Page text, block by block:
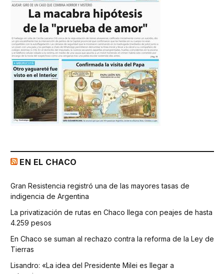
EN EL CHACO
Gran Resistencia registró una de las mayores tasas de
indigencia de Argentina
La privatización de rutas en Chaco llega con peajes de hasta
4.259 pesos
En Chaco se suman al rechazo contra la reforma de la Ley de
Tierras
Lisandro: «La idea del Presidente Milei es llegar a